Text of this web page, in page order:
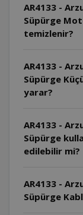
AR4133 -
Süpürge
temizlenir?
AR4133 -
Süpürge
yarar?
AR4133 -
Süpürge
edilebilir mi?
AR4133 -
Süpürge